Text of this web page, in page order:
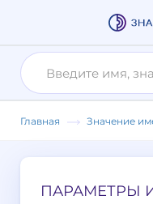
Главная Значение
ПАРАМЕТРЫ